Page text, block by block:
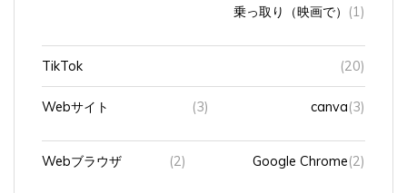
乗っ取り（映画で） (1)
TikTok (20)
Webサイト (3) canva(3)
Webブラウザ (2) Google Chrome(2)